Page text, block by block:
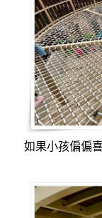
如果小孩偏偏